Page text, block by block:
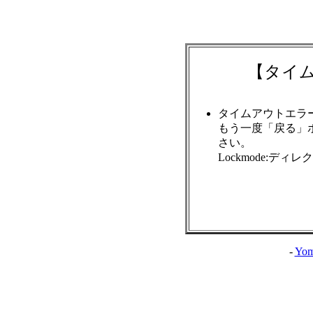
【タイ
タイムアウトエラ
もう一度「戻る」
さい。
Lockmode:ディレ
-